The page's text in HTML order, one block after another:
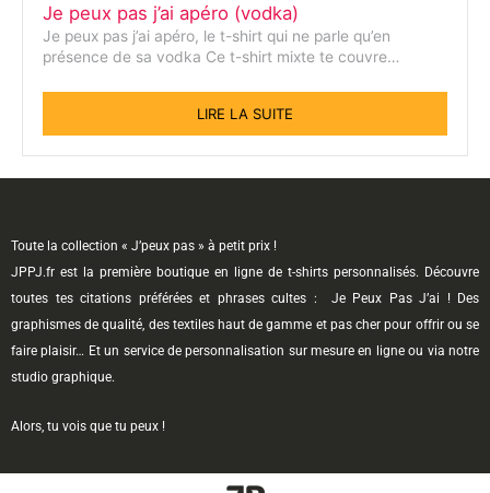
Je peux pas j’ai apéro (vodka)
Je peux pas j’ai apéro, le t-shirt qui ne parle qu’en
présence de sa vodka Ce t-shirt mixte te couvre…
LIRE LA SUITE
Toute la collection « J’peux pas » à petit prix !
JPPJ.fr est la première boutique en ligne de t-shirts personnalisés. Découvre
toutes tes citations préférées et phrases cultes : Je Peux Pas J’ai ! Des
graphismes de qualité, des textiles haut de gamme et pas cher pour offrir ou se
faire plaisir… Et un service de personnalisation sur mesure en ligne ou via notre
studio graphique.
Alors, tu vois que tu peux !